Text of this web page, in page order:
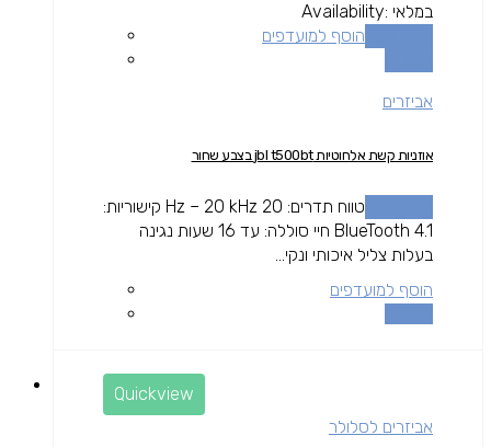
Availability: במלאי
הוסף למועדפים
אביזרים
אוזניות קשת אלחוטיות jbl t500bt בצבע שחור
טווח תדרים: 20 Hz – 20 kHz קישוריות:
BlueTooth 4.1 חיי סוללה: עד 16 שעות נגינה
בעלות צליל איכותי ונקי...
הוסף למועדפים
Quickview
אביזרים לסלולר